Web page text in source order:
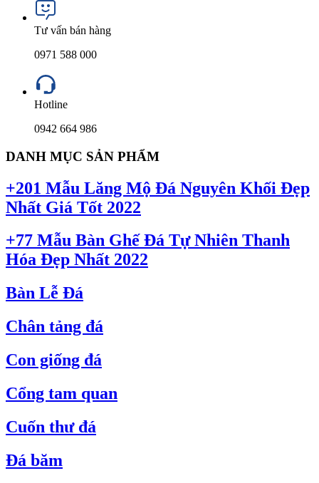
Tư vấn bán hàng
0971 588 000
Hotline
0942 664 986
DANH MỤC SẢN PHẨM
+201 Mẫu Lăng Mộ Đá Nguyên Khối Đẹp
Nhất Giá Tốt 2022
+77 Mẫu Bàn Ghế Đá Tự Nhiên Thanh
Hóa Đẹp Nhất 2022
Bàn Lễ Đá
Chân tảng đá
Con giống đá
Cổng tam quan
Cuốn thư đá
Đá băm